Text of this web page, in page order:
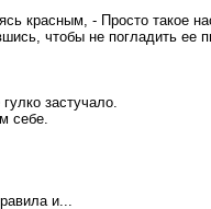
красным, - Просто такое
чтобы не погладить ее
застучало.
себе.
и...